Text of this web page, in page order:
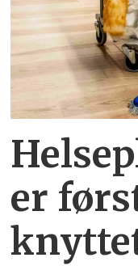
er